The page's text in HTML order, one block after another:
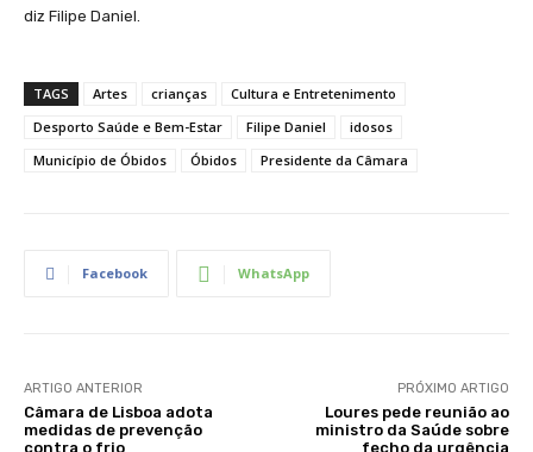
diz Filipe Daniel.
TAGS Artes crianças
Cultura e Entretenimento
Desporto Saúde e Bem-Estar
Filipe Daniel
idosos
Município de Óbidos
Óbidos Presidente da Câmara
Facebook WhatsApp
ARTIGO ANTERIOR
Câmara de Lisboa adota
medidas de prevenção
contra o frio
PRÓXIMO ARTIGO
Loures pede reunião ao
ministro da Saúde sobre
fecho da urgência